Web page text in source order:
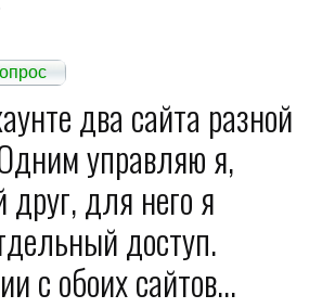
Дизайны
Почему LineAct
два сайта разной
управляю я,
для него я
доступ.
с обоих сайтов...